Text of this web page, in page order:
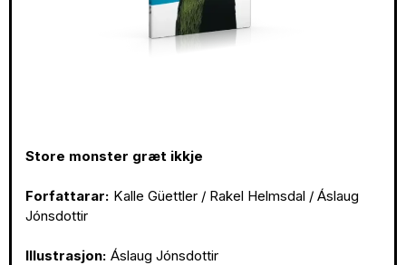
Store monster græt ikkje
Forfattarar: Kalle Güettler / Rakel Helmsdal / Áslaug
Jónsdottir
Illustrasjon: Áslaug Jónsdottir